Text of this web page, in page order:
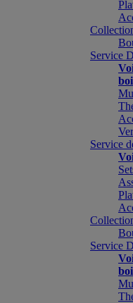
Service
Service
Service